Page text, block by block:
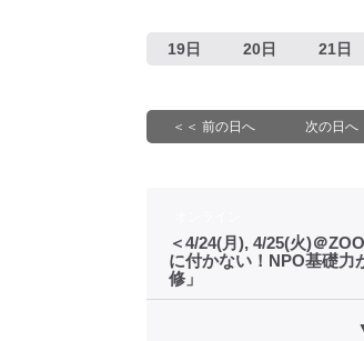
19日 20日 21日
＜＜ 前の日へ 次の日へ
＜4/24(月), 4/25(火)＠
に付かない！NPO基礎力
修」